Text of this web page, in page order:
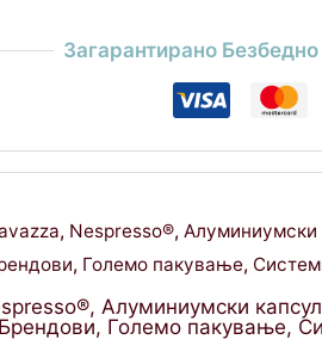
Загарантирано
, Nespresso®,Алуминиумски
, Големо пакување,
, Алуминиумски
Брендови, Големо пакување,